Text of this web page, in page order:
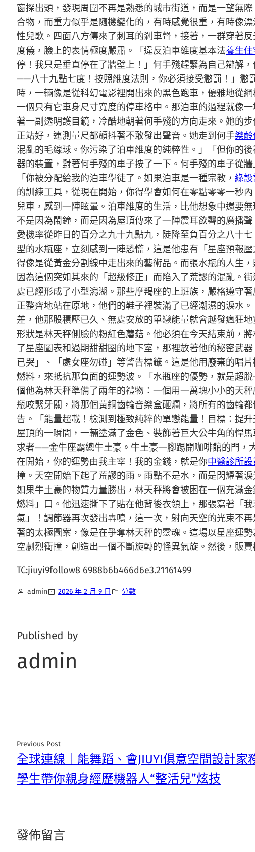
窗探出頭，發現周圍不再是熟悉的城市街道，而是一望無
合物，而重力似乎是隨機變化的，有時感覺很重，有時像
性兒歌。四面八方傳來了刺耳的剎車聲，接著，一群穿著
度儀，臉上的表情極度嚴肅。「違反泊車維度基本法養生住
停！我只是垂直停在了牆壁上！」何手殘趕緊為自己辯解
——八十九點七度！按照維度法則，你必須接受懲罰！」懲
時，一輛像是從科幻電影裡開出來的黑色跑車，優雅地從
一個只有它車身尺寸寬度的停車格中。那泊車的過程就像
著一副透明護目鏡，冷酷地朝著何手殘的方向走來。她的
正站好，連測量尺都顫抖著不敢發出聲音。她走到何手樂
混亂的毛線球。你污染了泊車維度的純粹性。」「但你的
器的裝置，對著何手殘的車子按了一下。何手殘的車子從
「你被分配給我的泊車學徒了。如果泊車是一種宗教， 綠設
的訓練工具，從現在開始，你得學會如何在零點零零一秒
兒車，感到一陣眩暈。泊車維度的生活，比他想象中還要
不是因為鬧鐘，而是因為屋頂傳來了一陣震耳欲聾的廣播
愛機率從昨日的百分之九十九點九，陡降至負百分之八十
型的水瓶座，立刻感到一陣恐慌，這是他患有「星座預報
得像是從黃金分割線中走出來的藝術品。而張水瓶的人生
因為這個突如其來的「超級修正」而陷入了荒謬的混亂。街
處已經形成了小型潟湖。那些摩羯座的上班族，嚴格遵守
正整齊地站在原地，他們的鞋子裡裝滿了已經潮濕的淚水
差，他那股積壓已久、無處安放的單戀能量就會越發瘋狂
形狀是林天秤側臉的粉紅色蘑菇。他必須在今天結束前，
了星座圖表和過期甜甜圈的地下室，那裡放著他的秘密武
已哭」、「處女座勿碰」等警告標籤。這是他用廢棄的唱
燃料，來抵抗那負面的運勢波。「水瓶座的優勢，就是超
個他為林天秤準備了兩年的禮物：一個用一萬塊小小的天
瓶咬緊牙關，將那個黃銅齒輪音樂盒砸爛，將所有的齒輪
告。「能量超載！檢測到極致純粹的單戀能量！目標：提
屋頂的一瞬間，一輛塗滿了金色、裝飾著巨大公牛角的悍
求者——金牛座霸總牛土豪。牛土豪一腳踢開咖啡館的門，
在開始，你的運勢由我主宰！我的金錢，就是你中醫診所
撞。天空開始下起了荒謬的雨。雨點不是水，而是閃耀著
如果牛土豪的物質力量勝出，林天秤將會被困在一個充滿
燃料」口。他迅速撕下了貼在他背後衣領上，那張寫著「
氣」！調節器再次發出轟鳴，這一次，射向天空的光束不
著的太極圖案，像是在爭奪林天秤的靈魂。這場以星座運
空劇烈衝撞，創造出一個不斷旋轉的怪異氣旋。然後，販
TC:jiuyi9follow8 6988b6b466d6e3.21161499
admin 2026 年 2 月 9 日 分數
Published by
admin
Previous Post
全球連線｜能舞蹈、會JIUYI俱意空間設計家
學生帶你親身經歷機器人“整活兒”炫技
發佈留言